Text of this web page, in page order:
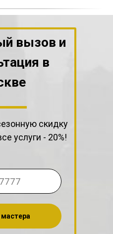
вызов и
в
скидку
услуги - 20%!